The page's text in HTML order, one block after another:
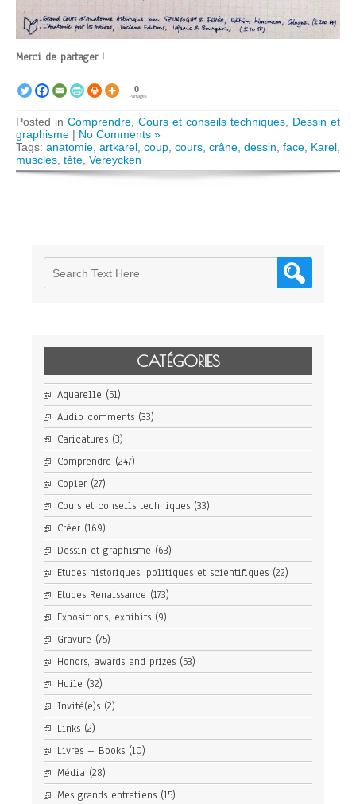
Merci de partager !
0
Partages
Posted in Comprendre, Cours et conseils techniques, Dessin et
graphisme | No Comments »
Tags: anatomie, artkarel, coup, cours, crâne, dessin, face, Karel,
muscles, tête, Vereycken
CATÉGORIES
Aquarelle (51)
Audio comments (33)
Caricatures (3)
Comprendre (247)
Copier (27)
Cours et conseils techniques (33)
Créer (169)
Dessin et graphisme (63)
Etudes historiques, politiques et scientifiques (22)
Etudes Renaissance (173)
Expositions, exhibits (9)
Gravure (75)
Honors, awards and prizes (53)
Huile (32)
Invité(e)s (2)
Links (2)
Livres – Books (10)
Média (28)
Mes grands entretiens (15)